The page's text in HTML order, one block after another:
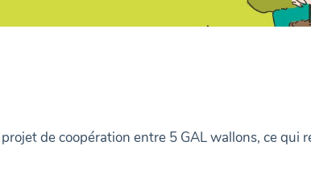
de coopération entre 5 GAL wallons, ce qui